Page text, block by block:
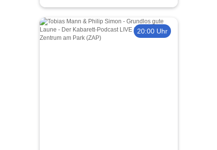
20:00 Uhr